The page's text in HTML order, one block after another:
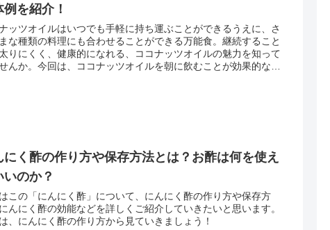
例を紹介！
ッツオイルはいつでも手軽に持ち運ぶことができるうえに、さ
な種類の料理にも合わせることができる万能食。継続すること
りにくく、健康的になれる、ココナッツオイルの魅力を知って
んか。今回は、ココナッツオイルを朝に飲むことが効果的な理
にく酢の作り方や保存方法とは？お酢は何を使え
いのか？
この「にんにく酢」について、にんにく酢の作り方や保存方
んにく酢の効能などを詳しくご紹介していきたいと思います。
、にんにく酢の作り方から見ていきましょう！